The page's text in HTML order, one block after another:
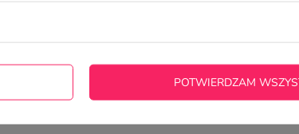
Lubsza
POTWIERDZAM